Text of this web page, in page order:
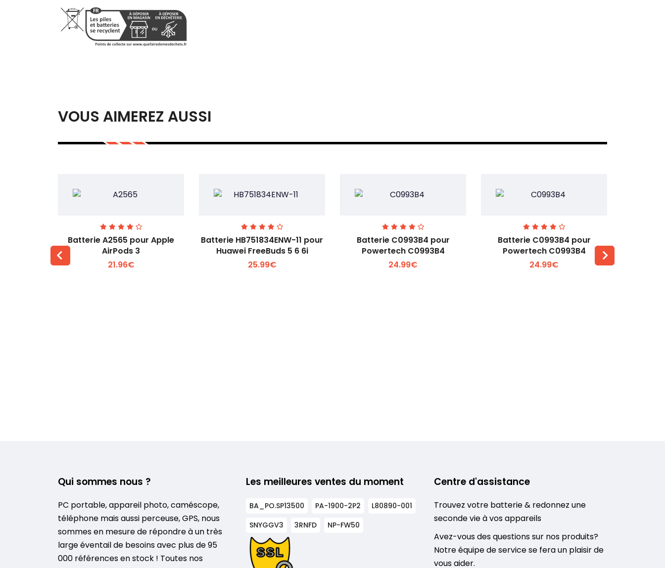
VOUS AIMEREZ AUSSI
Voir plus +
Batterie A2565 pour Apple
AirPods 3
21.96€
Voir plus +
Batterie HB751834ENW-11 pour
Huawei FreeBuds 5 6 6i
25.99€
Voir plus +
Batterie C0993B4 pour
Powertech C0993B4
24.99€
Voir plus +
Batterie C0993B4 pour
Powertech C0993B4
24.99€
Qui sommes nous ?
PC portable, appareil photo, caméscope,
téléphone mais aussi perceuse, GPS, nous
sommes en mesure de répondre à un très
large éventail de besoins avec plus de 95
000 références en stock ! Toutes nos
Les meilleures ventes du moment
BA_PO.SP13500 PA-1900-2P2
L80890-001
SNYGGV3
3RNFD NP-FW50
Centre d'assistance
Trouvez votre batterie & redonnez une
seconde vie à vos appareils
Avez-vous des questions sur nos produits?
Notre équipe de service se fera un plaisir de
vous aider.